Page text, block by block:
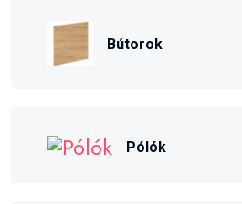
Bútorok
Pólók